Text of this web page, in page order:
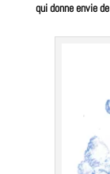
qui donne envie